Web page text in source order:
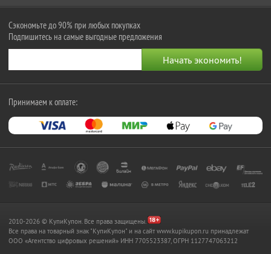
Сэкономьте до 90% при любых покупках
Подпишитесь на самые выгодные предложения
Принимаем к оплате:
2010-2026 © КупиКупон. Все права защищены.
Все права на товарный знак "КупиКупон" и на сайт www.kupikupon.ru принадлежат
OOO «Агентство цифровых решений» ИНН 7705523387, ОГРН 1127747063212